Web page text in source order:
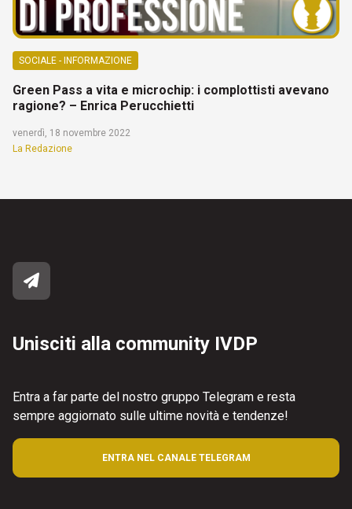
SOCIALE - INFORMAZIONE
Green Pass a vita e microchip: i complottisti avevano
ragione? – Enrica Perucchietti
venerdì, 18 novembre 2022
La Redazione
Unisciti alla community IVDP
Entra a far parte del nostro gruppo Telegram e resta
sempre aggiornato sulle ultime novità e tendenze!
ENTRA NEL CANALE TELEGRAM